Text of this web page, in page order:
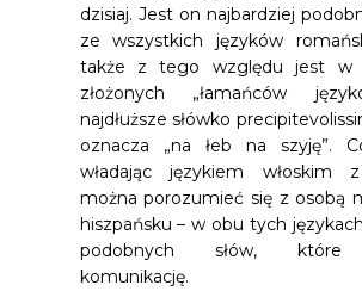
dzisiaj. Jest on najbardziej
ze wszystkich języków
także z tego względu jest w
złożonych „łamańców
najdłuższe słówko
oznacza „na łeb na szyję”.
władając językiem włoskim
można porozumieć się z osobą
hiszpańsku – w obu tych
podobnych słów, które
komunikację.